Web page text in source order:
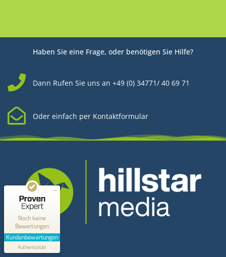
Haben Sie eine Frage, oder benötigen Sie Hilfe?
Dann Rufen Sie uns an +49 (0) 34771/ 40 69 71
Oder einfach per Kontaktformular
Kontakt
Hillstar Media
Noch keine
Bewertungen
Kundenbewertungen
Authentizität
Hillstar Media
MANGELHAFT
0,00 / 5,00
Erfahren Sie mehr über dieses Bewertungssiegel
Profil ansehen